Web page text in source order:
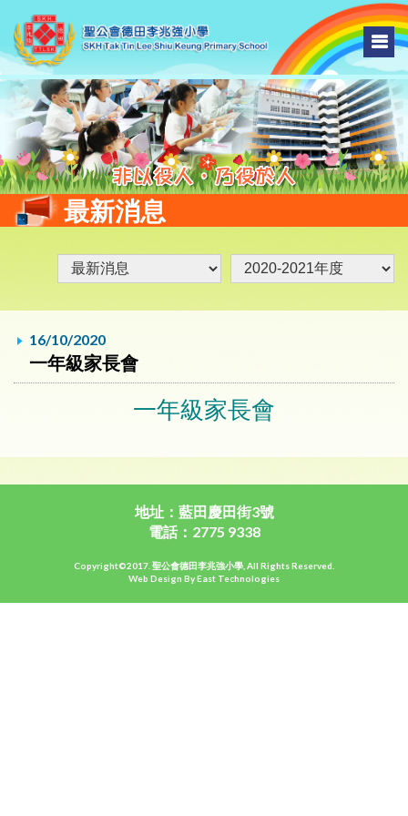
最新消息
16/10/2020
一年級家長會
一年級家長會
地址：藍田慶田街3號
電話：2775 9338
Copyright©2017. 聖公會德田李兆強小學, All Rights Reserved.
Web Design By East Technologies